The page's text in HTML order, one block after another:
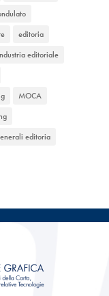
editoria
editoriale
MOCA
editoria